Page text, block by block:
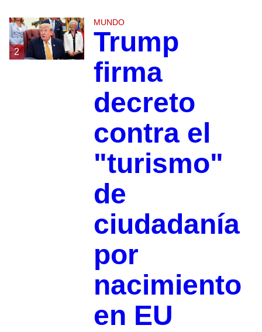
2
MUNDO
Trump
firma
decreto
contra el
"turismo"
de
ciudadanía
por
nacimiento
en EU